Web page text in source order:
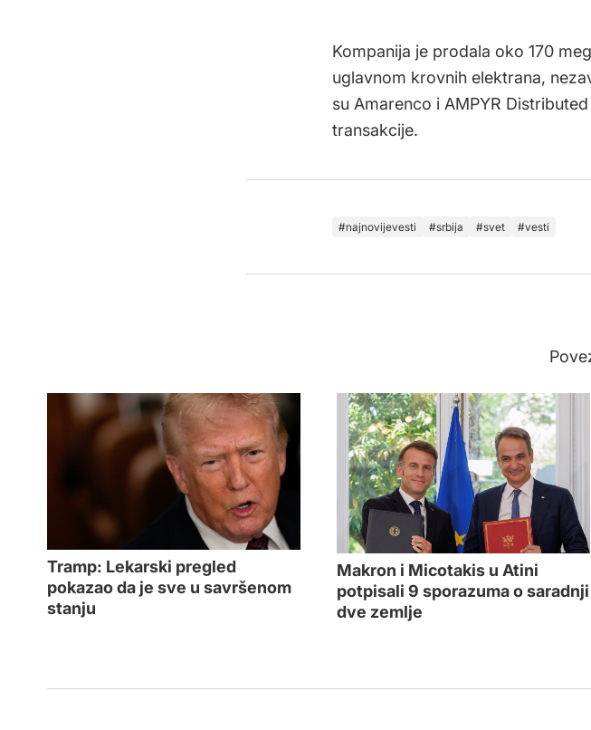
Kompanija je prodala oko 170
uglavnom krovnih elektrana,
su Amarenco i AMPYR
transakcije.
najnovijevesti srbija svet vesti
Tramp: Lekarski pregled
pokazao da je sve u savršenom
stanju
Makron i Micotakis u Atini
potpisali 9 sporazuma o saradnji
dve zemlje